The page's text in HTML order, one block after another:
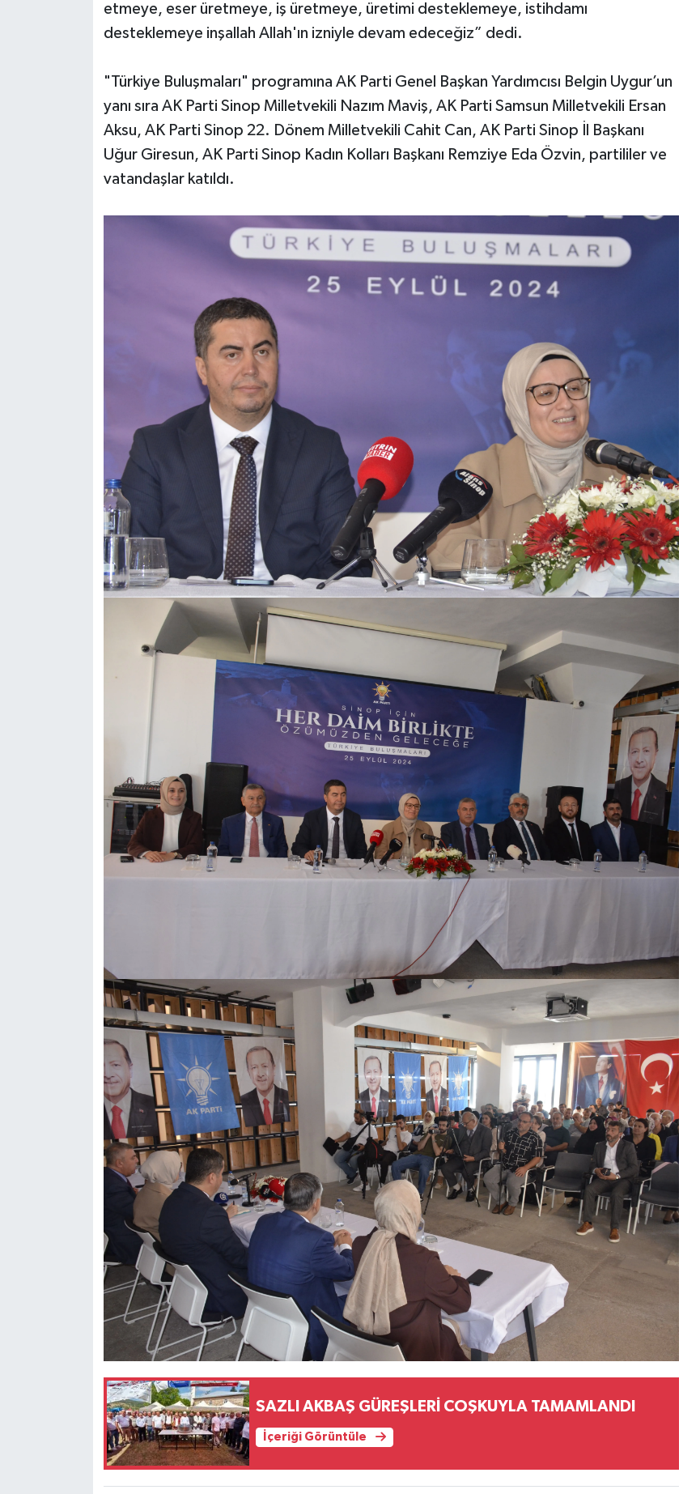
etmeye, eser üretmeye, iş üretmeye, üretimi desteklemeye, istihdamı
desteklemeye inşallah Allah'ın izniyle devam edeceğiz” dedi.
"Türkiye Buluşmaları" programına AK Parti Genel Başkan Yardımcısı Belgin Uygur’un
yanı sıra AK Parti Sinop Milletvekili Nazım Maviş, AK Parti Samsun Milletvekili Ersan
Aksu, AK Parti Sinop 22. Dönem Milletvekili Cahit Can, AK Parti Sinop İl Başkanı
Uğur Giresun, AK Parti Sinop Kadın Kolları Başkanı Remziye Eda Özvin, partililer ve
vatandaşlar katıldı.
SAZLI AKBAŞ GÜREŞLERİ COŞKUYLA TAMAMLANDI
İçeriği Görüntüle